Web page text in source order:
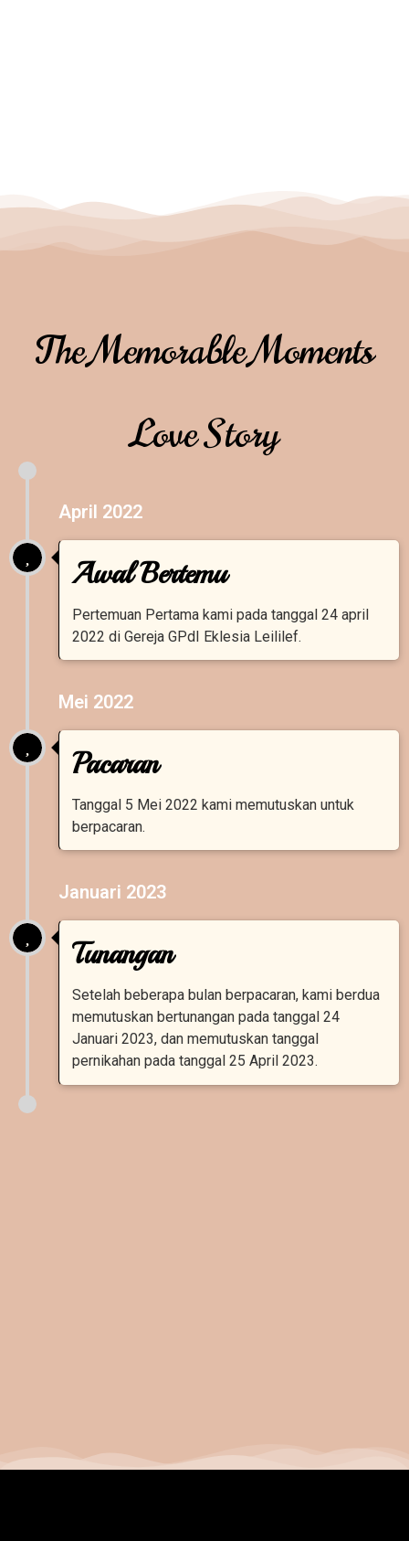
WEDDING INVITATION
Den & Ririn
Tanpa Mengurangi Rasa Hormat, Kami Mengundang Anda Untuk Boleh Hadir Di
Acara Pernikahan Kami.
The Memorable Moments
Love Story
April 2022
Awal Bertemu
Pertemuan Pertama kami pada tanggal 24 april
2022 di Gereja GPdI Eklesia Leililef.
Mei 2022
Pacaran
Tanggal 5 Mei 2022 kami memutuskan untuk
berpacaran.
Januari 2023
Tunangan
Setelah beberapa bulan berpacaran, kami berdua
memutuskan bertunangan pada tanggal 24
Januari 2023, dan memutuskan tanggal
pernikahan pada tanggal 25 April 2023.